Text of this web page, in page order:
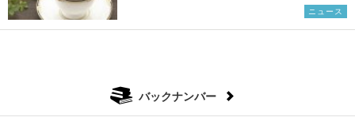
ニュース
バックナンバー